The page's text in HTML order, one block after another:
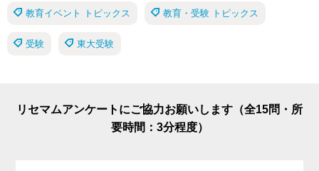
教育イベント トピックス 教育・受験 トピックス
受験 東大受験
リセマムアンケートにご協力お願いします（全15問・所
要時間：3分程度）